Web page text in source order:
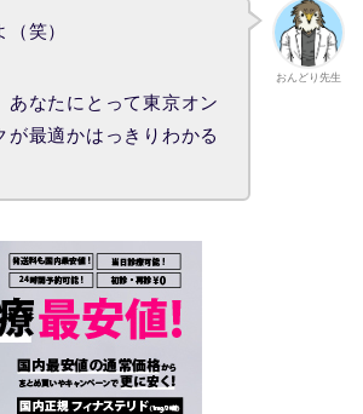
おんどり先生
笑）
あなたにとって東京オン
が最適かはっきりわかる